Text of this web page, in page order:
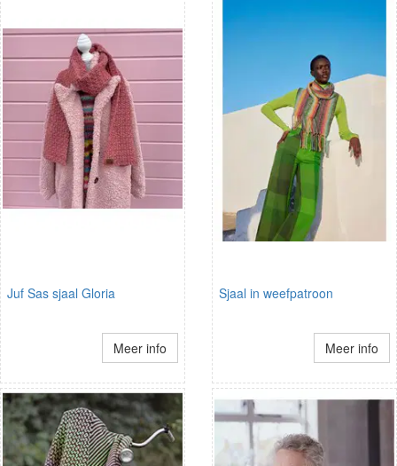
Juf Sas sjaal Gloria
Meer info
Sjaal in weefpatroon
Meer info